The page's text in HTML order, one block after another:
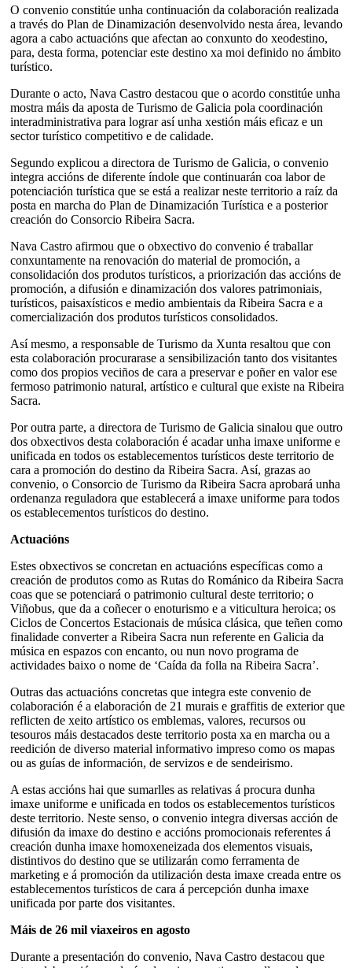
O convenio constitúe unha continuación da colaboración realizada
a través do Plan de Dinamización desenvolvido nesta área, levando
agora a cabo actuacións que afectan ao conxunto do xeodestino,
para, desta forma, potenciar este destino xa moi definido no ámbito
turístico.
Durante o acto, Nava Castro destacou que o acordo constitúe unha
mostra máis da aposta de Turismo de Galicia pola coordinación
interadministrativa para lograr así unha xestión máis eficaz e un
sector turístico competitivo e de calidade.
Segundo explicou a directora de Turismo de Galicia, o convenio
integra accións de diferente índole que continuarán coa labor de
potenciación turística que se está a realizar neste territorio a raíz da
posta en marcha do Plan de Dinamización Turística e a posterior
creación do Consorcio Ribeira Sacra.
Nava Castro afirmou que o obxectivo do convenio é traballar
conxuntamente na renovación do material de promoción, a
consolidación dos produtos turísticos, a priorización das accións de
promoción, a difusión e dinamización dos valores patrimoniais,
turísticos, paisaxísticos e medio ambientais da Ribeira Sacra e a
comercialización dos produtos turísticos consolidados.
Así mesmo, a responsable de Turismo da Xunta resaltou que con
esta colaboración procurarase a sensibilización tanto dos visitantes
como dos propios veciños de cara a preservar e poñer en valor ese
fermoso patrimonio natural, artístico e cultural que existe na Ribeira
Sacra.
Por outra parte, a directora de Turismo de Galicia sinalou que outro
dos obxectivos desta colaboración é acadar unha imaxe uniforme e
unificada en todos os establecementos turísticos deste territorio de
cara a promoción do destino da Ribeira Sacra. Así, grazas ao
convenio, o Consorcio de Turismo da Ribeira Sacra aprobará unha
ordenanza reguladora que establecerá a imaxe uniforme para todos
os establecementos turísticos do destino.
Actuacións
Estes obxectivos se concretan en actuacións específicas como a
creación de produtos como as Rutas do Románico da Ribeira Sacra
coas que se potenciará o patrimonio cultural deste territorio; o
Viñobus, que da a coñecer o enoturismo e a viticultura heroica; os
Ciclos de Concertos Estacionais de música clásica, que teñen como
finalidade converter a Ribeira Sacra nun referente en Galicia da
música en espazos con encanto, ou nun novo programa de
actividades baixo o nome de ‘Caída da folla na Ribeira Sacra’.
Outras das actuacións concretas que integra este convenio de
colaboración é a elaboración de 21 murais e graffitis de exterior que
reflicten de xeito artístico os emblemas, valores, recursos ou
tesouros máis destacados deste territorio posta xa en marcha ou a
reedición de diverso material informativo impreso como os mapas
ou as guías de información, de servizos e de sendeirismo.
A estas accións hai que sumarlles as relativas á procura dunha
imaxe uniforme e unificada en todos os establecementos turísticos
deste territorio. Neste senso, o convenio integra diversas acción de
difusión da imaxe do destino e accións promocionais referentes á
creación dunha imaxe homoxeneizada dos elementos visuais,
distintivos do destino que se utilizarán como ferramenta de
marketing e á promoción da utilización desta imaxe creada entre os
establecementos turísticos de cara á percepción dunha imaxe
unificada por parte dos visitantes.
Máis de 26 mil viaxeiros en agosto
Durante a presentación do convenio, Nava Castro destacou que